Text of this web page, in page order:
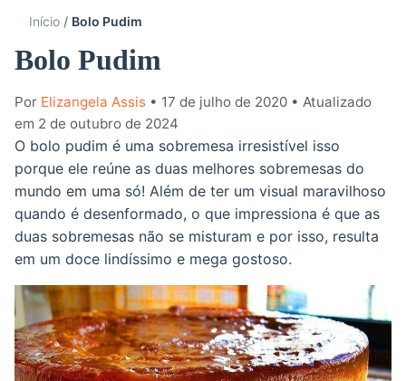
Início Bolo Pudim
Bolo Pudim
Por Elizangela Assis • 17 de julho de 2020 • Atualizado
em 2 de outubro de 2024
O bolo pudim é uma sobremesa irresistível isso
porque ele reúne as duas melhores sobremesas do
mundo em uma só! Além de ter um visual maravilhoso
quando é desenformado, o que impressiona é que as
duas sobremesas não se misturam e por isso, resulta
em um doce lindíssimo e mega gostoso.